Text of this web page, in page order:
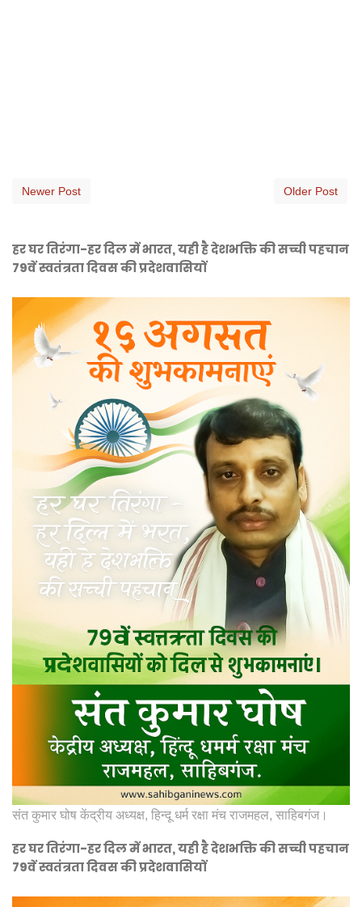
Newer Post Older Post
हर घर तिरंगा-हर दिल में भारत, यही है देशभक्ति की सच्ची पहचान
79वें स्वतंत्रता दिवस की प्रदेशवासियों
संत कुमार घोष केंद्रीय अध्यक्ष, हिन्दू धर्म रक्षा मंच राजमहल, साहिबगंज।
हर घर तिरंगा-हर दिल में भारत, यही है देशभक्ति की सच्ची पहचान
79वें स्वतंत्रता दिवस की प्रदेशवासियों